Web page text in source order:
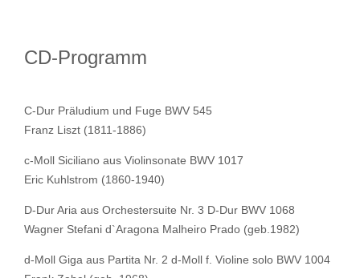
CD-Programm
C-Dur Präludium und Fuge BWV 545
Franz Liszt (1811-1886)
c-Moll Siciliano aus Violinsonate BWV 1017
Eric Kuhlstrom (1860-1940)
D-Dur Aria aus Orchestersuite Nr. 3 D-Dur BWV 1068
Wagner Stefani d`Aragona Malheiro Prado (geb.1982)
d-Moll Giga aus Partita Nr. 2 d-Moll f. Violine solo BWV 1004